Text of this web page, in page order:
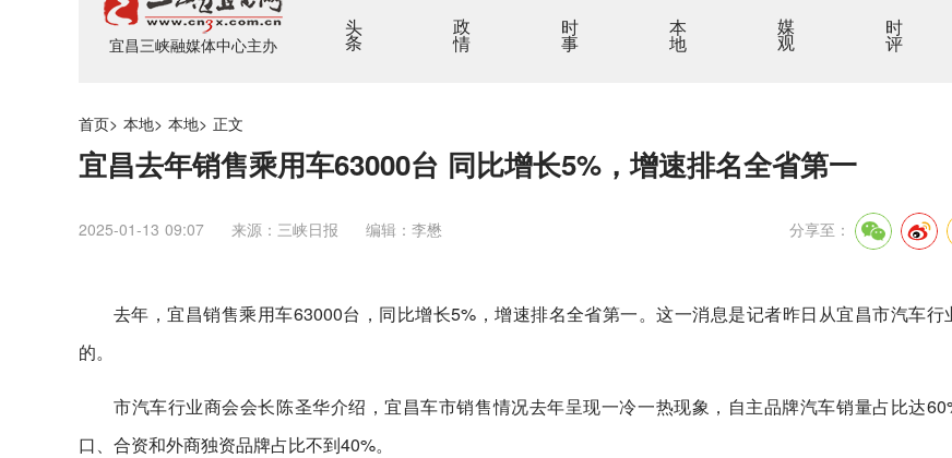
宜昌三峡融媒体中心主办
头条 政情 时事 本地 媒观 时评
首页> 本地> 本地> 正文
宜昌去年销售乘用车63000台 同比增长5%，增速排名全省第一
2025-01-13 09:07 来源：三峡日报 编辑：李懋 分享至：
去年，宜昌销售乘用车63000台，同比增长5%，增速排名全省第一。这一消息是记者昨日从宜昌市汽车行
的。
市汽车行业商会会长陈圣华介绍，宜昌车市销售情况去年呈现一冷一热现象，自主品牌汽车销量占比达
口、合资和外商独资品牌占比不到40%。